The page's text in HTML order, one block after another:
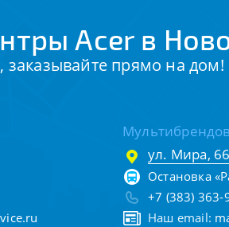
Acer в
заказывайте прямо на дом!
ул. Мира,
Остановка
+7 (383) 363-
Наш email: